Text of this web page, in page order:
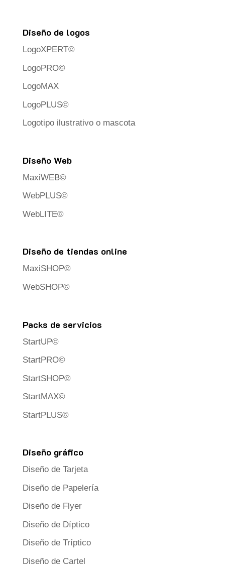
Diseño de logos
LogoXPERT©
LogoPRO©
LogoMAX
LogoPLUS©
Logotipo ilustrativo o mascota
Diseño Web
MaxiWEB©
WebPLUS©
WebLITE©
Diseño de tiendas online
MaxiSHOP©
WebSHOP©
Packs de servicios
StartUP©
StartPRO©
StartSHOP©
StartMAX©
StartPLUS©
Diseño gráfico
Diseño de Tarjeta
Diseño de Papelería
Diseño de Flyer
Diseño de Díptico
Diseño de Tríptico
Diseño de Cartel